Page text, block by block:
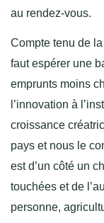
au rendez-vous.
Compte tenu de
faut espérer une
emprunts moins
l’innovation à
croissance
pays et nous le
est d’un côté un
touchées et de
personne,